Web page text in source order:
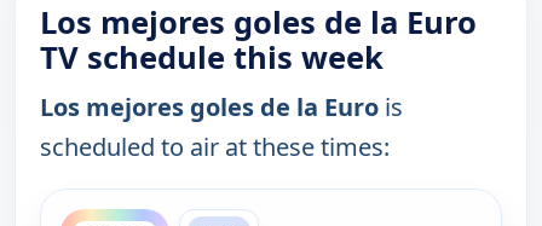
Los mejores goles de la Euro
TV schedule this week
Los mejores goles de la Euro is
scheduled to air at these times:
ends 8:00 pm